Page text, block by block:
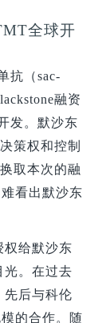
全球开
抗（sac-
融资
发。默沙东
策权和控制
取本次的融
看出默沙东
权给默沙东
光。在过去
先后与科伦
的合作。随